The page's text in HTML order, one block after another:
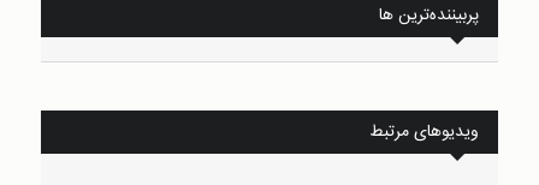
پربیننده‌ترین ها
ویدیوهای مرتبط